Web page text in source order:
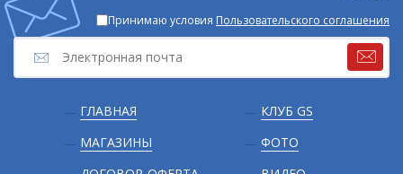
Подвал
ГЛАВНАЯ
МАГАЗИНЫ
КЛУБ GS
ФОТО
Принимаю условия Пользовательского соглашения